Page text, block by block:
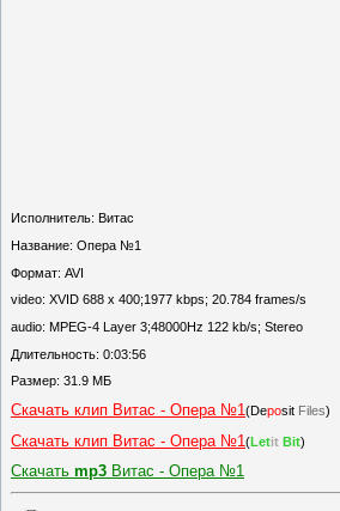
Исполнитель: Витас
Название: Опера №1
Формат: AVI
video: XVID 688 x 400;1977 kbps; 20.784 frames/s
audio: MPEG-4 Layer 3;48000Hz 122 kb/s; Stereo
Длительность: 0:03:56
Размер: 31.9 МБ
Скачать клип Витас - Опера №1 (Deposit Files)
Скачать клип Витас - Опера №1(Letit Bit)
Скачать mp3 Витас - Опера №1